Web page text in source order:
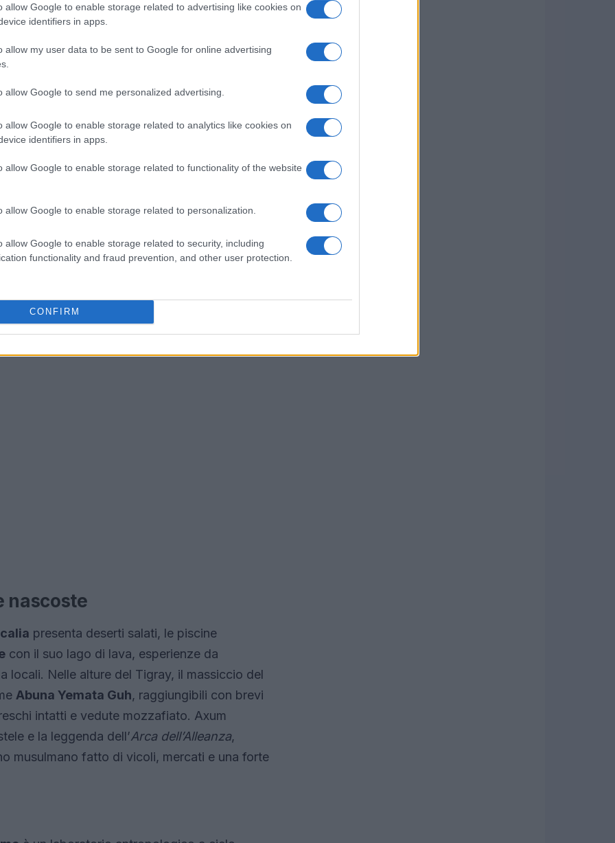
allow Google to enable storage related to advertising like cookies on
identifiers in apps.
allow my user data to be sent to Google for online advertising
allow Google to send me personalized advertising.
allow Google to enable storage related to analytics like cookies on
identifiers in apps.
allow Google to enable storage related to functionality of the website
allow Google to enable storage related to personalization.
allow Google to enable storage related to security, including
functionality and fraud prevention, and other user protection.
CONFIRM
e gli altopiani; ilnord-est unisce geologia
e del Tigray; il
aiuta a scegliere l’itinerario in base al
chi predilige storia e chiese sceglierà il
verso la Dancalia, chi vuole immersione
e alle cascate del Nilo Azzurro; Lalibela
capolavori dell’architettura religiosa.
del Fasil Ghebbi e il Timkat anima la
alpini con avvistamenti di babbuini
nascoste
presenta deserti salati, le piscine
con il suo lago di lava, esperienze da
locali. Nelle alture del Tigray, il massiccio del
Abuna Yemata Guh, raggiungibili con brevi
intatti e vedute mozzafiato. Axum
e la leggenda dell’Arca dell’Alleanza,
musulmano fatto di vicoli, mercati e una forte